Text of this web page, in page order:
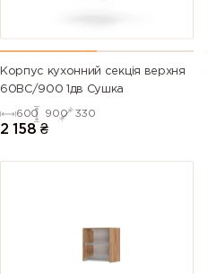
Корпус кухонний секцiя верхня
60ВС/900 1дв Сушка
600 900 330
2 158 ₴